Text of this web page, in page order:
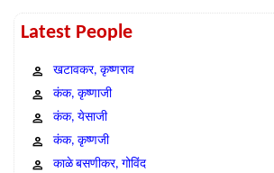
Latest People
खटावकर, कृष्णराव
कंक, कृष्णाजी
कंक, येसाजी
कंक, कृष्णजी
काळे बसणीकर, गोविंद